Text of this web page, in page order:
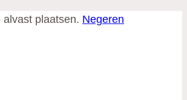
plaatsen. Negeren